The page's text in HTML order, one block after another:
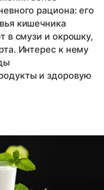
рациона: его
кишечника
в смузи и окрошку,
Интерес к нему
и здоровую